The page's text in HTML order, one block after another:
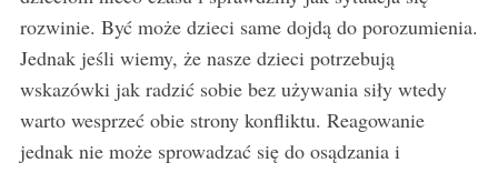
rozwinie. Być może dzieci same dojdą do porozumienia.
Jednak jeśli wiemy, że nasze dzieci potrzebują
wskazówki jak radzić sobie bez używania siły wtedy
warto wesprzeć obie strony konfliktu. Reagowanie
jednak nie może sprowadzać się do osądzania i